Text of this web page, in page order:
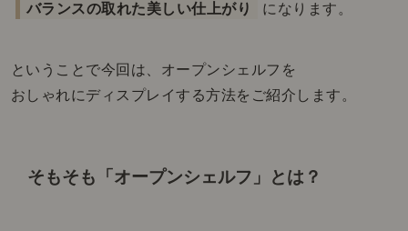
バランスの取れた美しい仕上がり になります。
ということで今回は、オープンシェルフを
おしゃれにディスプレイする方法をご紹介します。
そもそも「オープンシェルフ」とは？